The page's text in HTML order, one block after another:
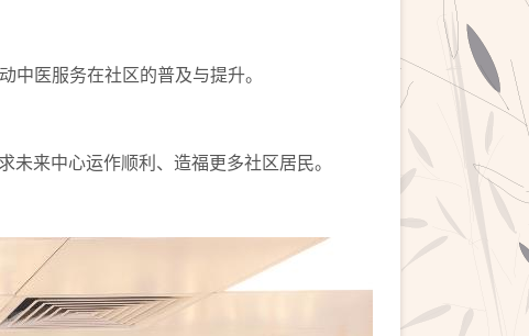
医服务在社区的普及与提升。
来中心运作顺利、造福更多社区居民。